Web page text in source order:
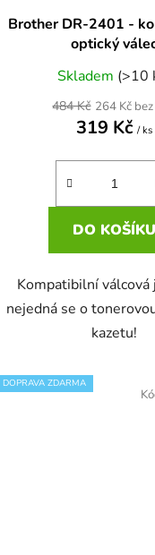
Brother DR-2401 -
optický
Skladem (>10
264 Kč
319 Kč/ ks
484 Kč
DO KOŠÍKU
Kompatibilní válcová
nejedná se o
kazetu!
DOPRAVA ZDARMA